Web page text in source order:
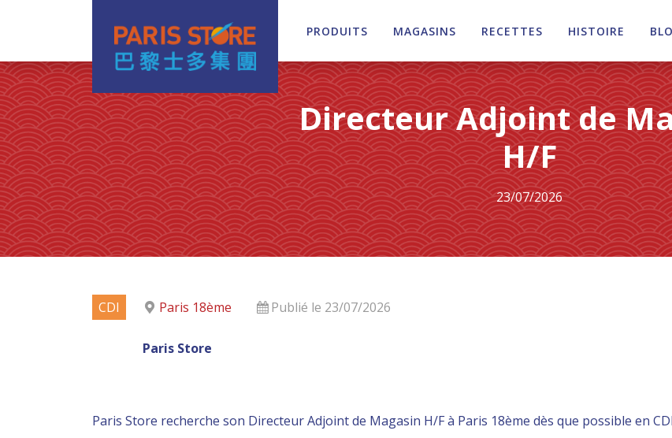
Navigation principale PRODUITS MAGASINS RECETTES HISTOIRE
Directeur Adjoint de
H/F
23/07/2026
CDI Paris 18ème Publié le 23/07/2026
Paris Store
Paris Store recherche son Directeur Adjoint de Magasin H/F à Paris 18ème dès que possible en